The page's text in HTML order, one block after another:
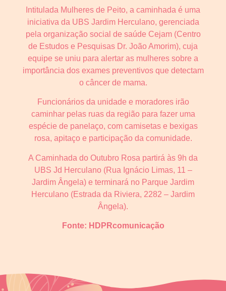
Intitulada Mulheres de Peito, a caminhada é uma
iniciativa da UBS Jardim Herculano, gerenciada
pela organização social de saúde Cejam (Centro
de Estudos e Pesquisas Dr. João Amorim), cuja
equipe se uniu para alertar as mulheres sobre a
importância dos exames preventivos que detectam
o câncer de mama.
Funcionários da unidade e moradores irão
caminhar pelas ruas da região para fazer uma
espécie de panelaço, com camisetas e bexigas
rosa, apitaço e participação da comunidade.
A Caminhada do Outubro Rosa partirá às 9h da
UBS Jd Herculano (Rua Ignácio Limas, 11 –
Jardim Ângela) e terminará no Parque Jardim
Herculano (Estrada da Riviera, 2282 – Jardim
Ângela).
Fonte: HDPRcomunicação